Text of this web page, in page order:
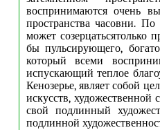
воспринимаются очень
пространства часовни.
может созерцатьсятолько
бы пульсирующего,
который всеми
испускающий теплое
Кенозерье, являет собой
искусств, художественной
свой подлинный
подлинной